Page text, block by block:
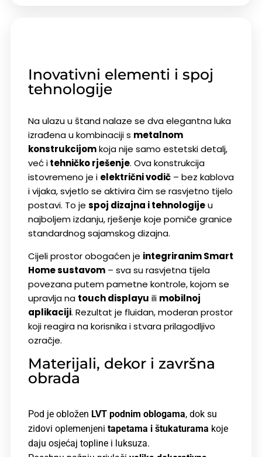
Inovativni elementi i spoj
tehnologije
Na ulazu u štand nalaze se dva elegantna luka
izrađena u kombinaciji s metalnom
konstrukcijomkoja nije samo estetski detalj,
već itehničko rješenje. Ova konstrukcija
istovremeno je i električni vodič – bez kablova
i vijaka, svjetlo se aktivira čim se rasvjetno tijelo
postavi. To je spoj dizajna i tehnologijeu
najboljem izdanju, rješenje koje pomiče granice
standardnog sajamskog dizajna.
Cijeli prostor obogaćen je integriranim Smart
Home sustavom – sva su rasvjetna tijela
povezana putem pametne kontrole, kojom se
upravlja na touch displayu ili mobilnoj
aplikaciji. Rezultat je fluidan, moderan prostor
koji reagira na korisnika i stvara prilagodljivo
ozračje.
Materijali, dekor i završna
obrada
Pod je obložen LVT podnim oblogama, dok su
zidovi oplemenjeni tapetama i štukaturama koje
daju osjećaj topline i luksuza.